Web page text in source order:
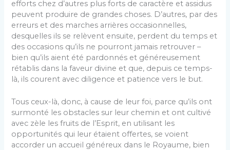
efforts chez d’autres plus forts de caractère et assidus
peuvent produire de grandes choses. D’autres, par des
erreurs et des marches arrières occasionnelles,
desquelles ils se relèvent ensuite, perdent du temps et
des occasions qu’ils ne pourront jamais retrouver –
bien qu’ils aient été pardonnés et généreusement
rétablis dans la faveur divine et que, depuis ce temps-
là, ils courent avec diligence et patience vers le but.
Tous ceux-là, donc, à cause de leur foi, parce qu’ils ont
surmonté les obstacles sur leur chemin et ont cultivé
avec zèle les fruits de l’Esprit, en utilisant les
opportunités qui leur étaient offertes, se voient
accorder un accueil généreux dans le Royaume, bien